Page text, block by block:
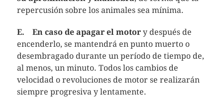
repercusión sobre los animales sea mínima.
E. En caso de apagar el motor y después de
encenderlo, se mantendrá en punto muerto o
desembragado durante un período de tiempo de,
al menos, un minuto. Todos los cambios de
velocidad o revoluciones de motor se realizarán
siempre progresiva y lentamente.